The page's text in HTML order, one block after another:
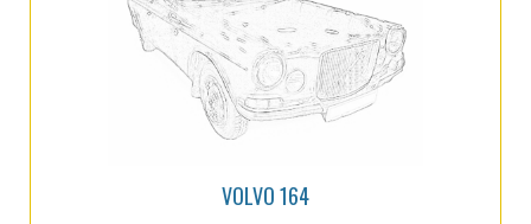
VOLVO 164